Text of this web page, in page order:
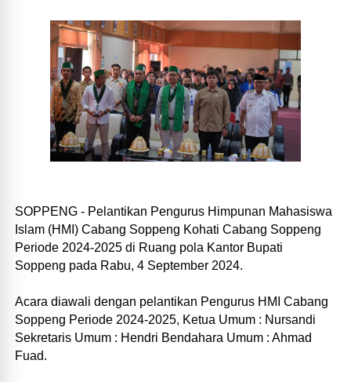
SOPPENG - Pelantikan Pengurus Himpunan Mahasiswa
Islam (HMI) Cabang Soppeng Kohati Cabang Soppeng
Periode 2024-2025 di Ruang pola Kantor Bupati
Soppeng pada Rabu, 4 September 2024.
Acara diawali dengan pelantikan Pengurus HMI Cabang
Soppeng Periode 2024-2025, Ketua Umum : Nursandi
Sekretaris Umum : Hendri Bendahara Umum : Ahmad
Fuad.